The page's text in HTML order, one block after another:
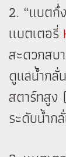
2. “แบตกึ่
เเบตเตอรี่
สะดวกสบ
ดูแลน้ำกลั่
สตาร์ทสูง
ระดับน้ำก